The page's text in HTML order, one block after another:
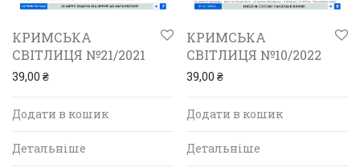
КРИМСЬКА
СВІТЛИЦЯ №21/2021
39,00 ₴
Додати в кошик
Детальніше
КРИМСЬКА
СВІТЛИЦЯ №10/2022
39,00 ₴
Додати в кошик
Детальніше